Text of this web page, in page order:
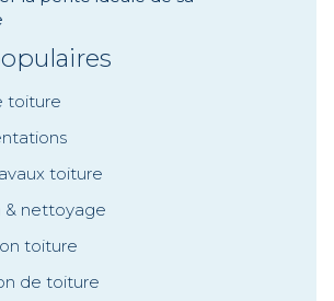
toiture
toiture
& nettoyage
toiture
de toiture